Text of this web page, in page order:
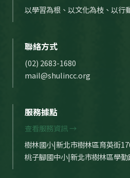
以學習為根、以文化為枝、以行
聯絡方式
(02) 2683-1680
mail@shulincc.org
服務據點
查看服務資訊 →
樹林國小|新北市樹林區育英街
桃子腳國中小|新北市樹林區學